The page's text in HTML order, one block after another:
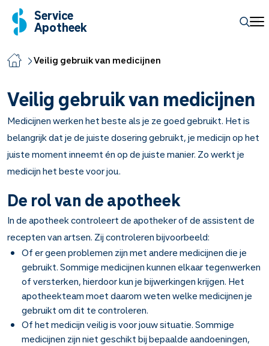
Service
Apotheek
Veilig gebruik van medicijnen
Veilig gebruik van medicijnen
Medicijnen werken het beste als je ze goed gebruikt. Het is
belangrijk dat je de juiste dosering gebruikt, je medicijn op het
juiste moment inneemt én op de juiste manier. Zo werkt je
medicijn het beste voor jou.
De rol van de apotheek
In de apotheek controleert de apotheker of de assistent de
recepten van artsen. Zij controleren bijvoorbeeld:
Of er geen problemen zijn met andere medicijnen die je
gebruikt. Sommige medicijnen kunnen elkaar tegenwerken
of versterken, hierdoor kun je bijwerkingen krijgen. Het
apotheekteam moet daarom weten welke medicijnen je
gebruikt om dit te controleren.
Of het medicijn veilig is voor jouw situatie. Sommige
medicijnen zijn niet geschikt bij bepaalde aandoeningen,